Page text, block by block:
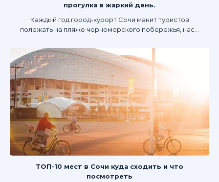
прогулка в жаркий день.
Каждый год город-курорт Сочи манит туристов
полежать на пляже черноморского побережья, нас...
ТОП-10 мест в Сочи куда сходить и что
посмотреть